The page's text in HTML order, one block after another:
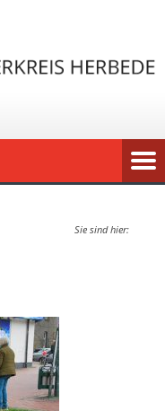
Sie sind hier: